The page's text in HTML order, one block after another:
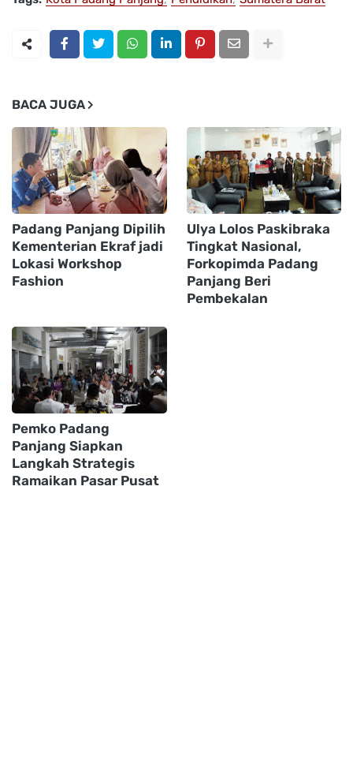
BACA JUGA
Padang Panjang Dipilih
Kementerian Ekraf jadi
Lokasi Workshop
Fashion
Ulya Lolos Paskibraka
Tingkat Nasional,
Forkopimda Padang
Panjang Beri
Pembekalan
Pemko Padang
Panjang Siapkan
Langkah Strategis
Ramaikan Pasar Pusat